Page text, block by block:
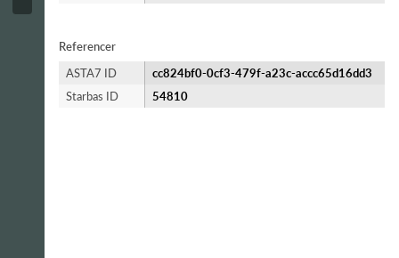
Referencer
ASTA7 ID
cc824bf0-0cf3-479f-a23c-accc65d16dd3
Starbas ID
54810